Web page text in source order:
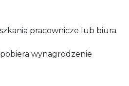
pracownicze lub biura
wynagrodzenie